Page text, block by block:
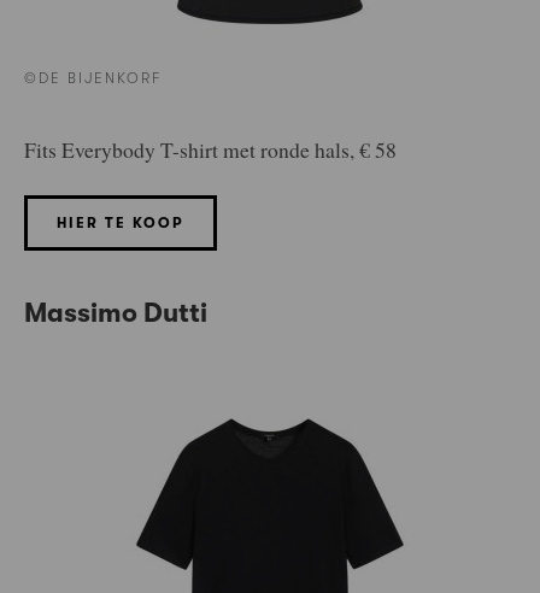
©DE BIJENKORF
Fits Everybody T-shirt met ronde hals, € 58
HIER TE KOOP
Massimo Dutti